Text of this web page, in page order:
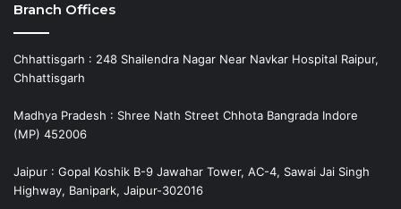
Branch Offices
Chhattisgarh : 248 Shailendra Nagar Near Navkar Hospital Raipur,
Chhattisgarh
Madhya Pradesh : Shree Nath Street Chhota Bangrada Indore
(MP) 452006
Jaipur : Gopal Koshik B-9 Jawahar Tower, AC-4, Sawai Jai Singh
Highway, Banipark, Jaipur-302016